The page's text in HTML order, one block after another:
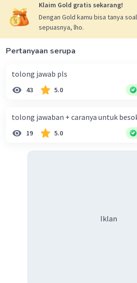
Klaim Gold gratis sekarang!
Dengan Gold kamu bisa tanya
sepuasnya, lho.
Pertanyaan serupa
tolong jawab pls
43 5.0
tolong jawaban + caranya untuk
19 5.0
Iklan